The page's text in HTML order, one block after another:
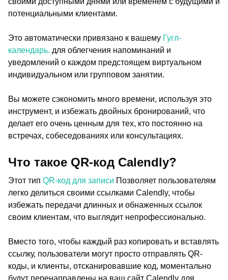
потенциальными клиентами.
Это автоматически привязано к вашему Гугл-
календарь. для облегчения напоминаний и
уведомлений о каждом предстоящем виртуальном
индивидуальном или групповом занятии.
Вы можете сэкономить много времени, используя это
инструмент, и избежать двойных бронирований, что
делает его очень ценным для тех, кто постоянно на
встречах, собеседованиях или консультациях.
Что такое QR-код Calendly?
Этот тип QR-код для записи Позволяет пользователям
легко делиться своими ссылками Calendly, чтобы
избежать передачи длинных и обнаженных ссылок
своим клиентам, что выглядит непрофессионально.
Вместо того, чтобы каждый раз копировать и вставлять
ссылку, пользователи могут просто отправлять QR-
коды, и клиенты, отсканировавшие код, моментально
будут перенаправлены на ваш сайт Calendly для